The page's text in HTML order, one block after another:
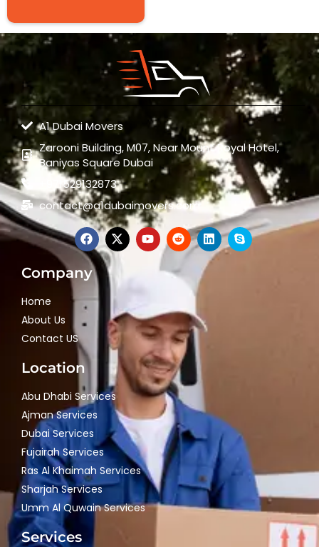
A1 Dubai Movers
Zarooni Building, M07, Near Mount Royal Hotel,
Baniyas Square Dubai
+971529132873
contact@a1dubaimovers.com
Company
Home
About Us
Contact US
Location
Abu Dhabi Services
Ajman Services
Dubai Services
Fujairah Services
Ras Al Khaimah Services
Sharjah Services
Umm Al Quwain Services
Services